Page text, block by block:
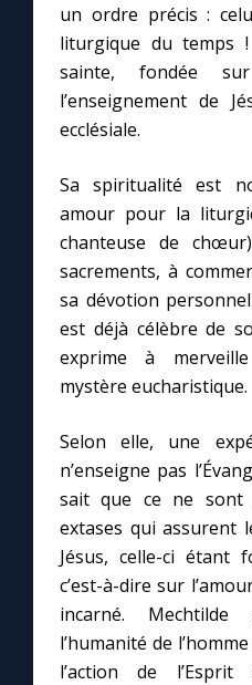
un ordre précis :
liturgique du temps
sainte, fondée
l’enseignement de
ecclésiale.
Sa spiritualité est
amour pour la
chanteuse de
sacrements, à
sa dévotion
est déjà célèbre de
exprime à
mystère eucharistique.
Selon elle, une
n’enseigne pas
sait que ce ne
extases qui assurent
Jésus, celle-ci étant
c’est-à-dire sur
incarné.
l’humanité de
l’action de